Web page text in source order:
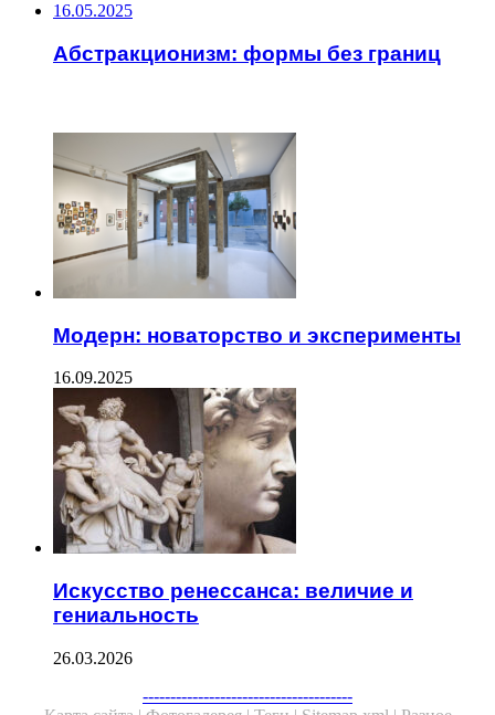
16.05.2025
Абстракционизм: формы без границ
Модерн: новаторство и эксперименты
16.09.2025
Искусство ренессанса: величие и
гениальность
26.03.2026
--------------------------------------